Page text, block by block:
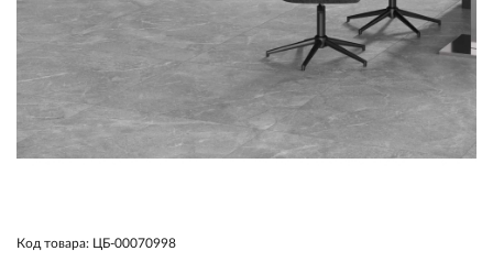
Код товара: ЦБ-00070998